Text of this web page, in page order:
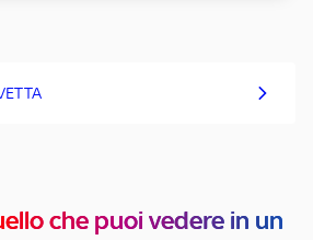
che puoi vedere in un